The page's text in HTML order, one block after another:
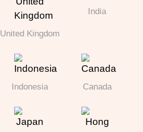
United Kingdom
India
Indonesia Canada